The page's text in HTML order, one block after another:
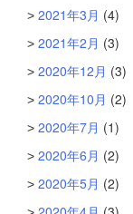
2021年3月 (4)
2021年2月 (3)
2020年12月 (3)
2020年10月 (2)
2020年7月 (1)
2020年6月 (2)
2020年5月 (2)